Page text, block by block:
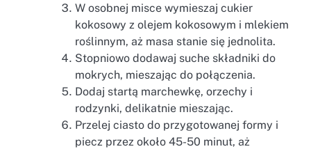
W osobnej misce wymieszaj cukier
kokosowy z olejem kokosowym i mlekiem
roślinnym, aż masa stanie się jednolita.
Stopniowo dodawaj suche składniki do
mokrych, mieszając do połączenia.
Dodaj startą marchewkę, orzechy i
rodzynki, delikatnie mieszając.
Przelej ciasto do przygotowanej formy i
piecz przez około 45-50 minut, aż